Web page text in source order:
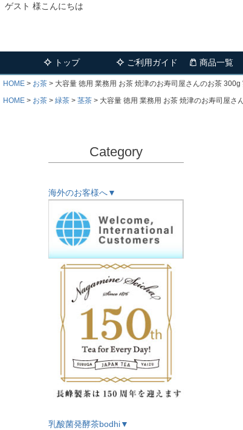
ゲスト 様こんにちは
トップ ご利用ガイド 商品一覧
HOME お茶
大容量 徳用 業務用 お茶 焼津のお寿司屋さんのお茶
HOME
お茶 緑茶 茎茶 大容量 徳用 業務用 お茶 焼津のお寿司屋さ
Category
海外のお客様へ▼
乳酸菌発酵茶bodhi▼